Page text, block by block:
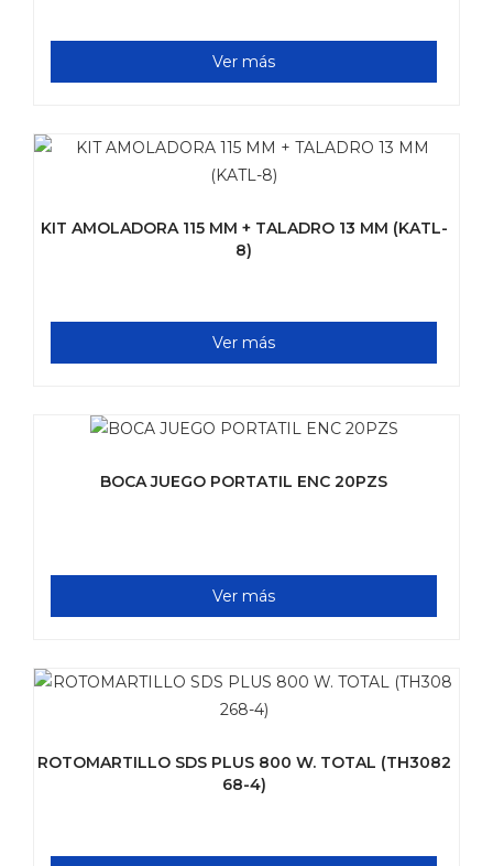
Ver más
KIT AMOLADORA 115 MM + TALADRO 13 MM (KATL-
8)
Ver más
BOCA JUEGO PORTATIL ENC 20PZS
Ver más
ROTOMARTILLO SDS PLUS 800 W. TOTAL (TH3082
68-4)